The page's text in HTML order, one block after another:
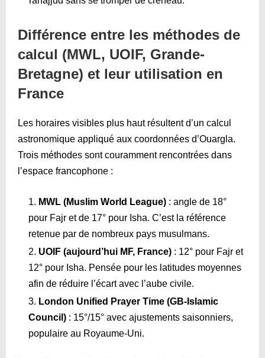
Différence entre les méthodes de
calcul (MWL, UOIF, Grande-
Bretagne) et leur utilisation en
France
Les horaires visibles plus haut résultent d’un calcul
astronomique appliqué aux coordonnées d’Ouargla.
Trois méthodes sont couramment rencontrées dans
l’espace francophone :
MWL (Muslim World League) : angle de 18°
pour Fajr et de 17° pour Isha. C’est la référence
retenue par de nombreux pays musulmans.
UOIF (aujourd’hui MF, France) : 12° pour Fajr et
12° pour Isha. Pensée pour les latitudes moyennes
afin de réduire l’écart avec l’aube civile.
London Unified Prayer Time (GB-Islamic
Council) : 15°/15° avec ajustements saisonniers,
populaire au Royaume-Uni.